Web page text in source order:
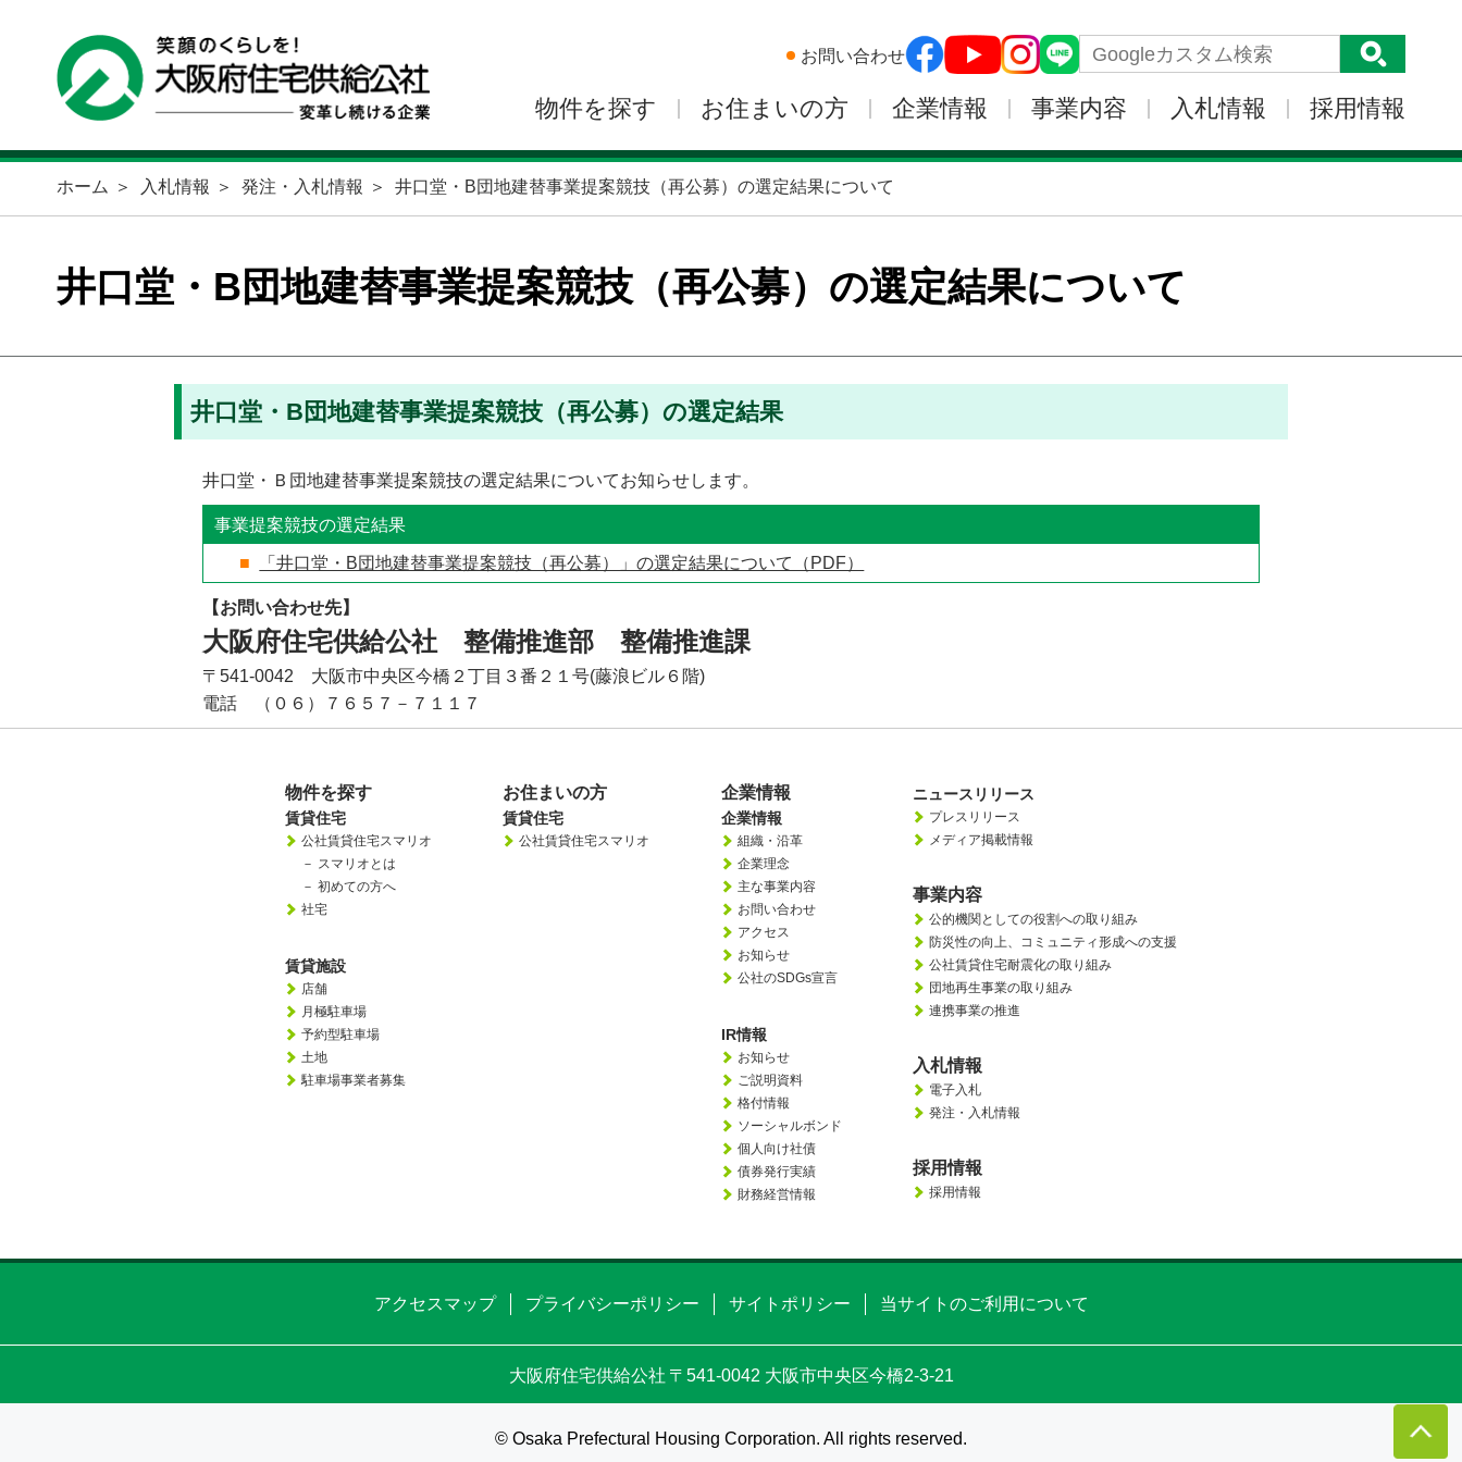
お問い合わせ
物件を探す お住まいの方 企業情報 事業内容 入札情報 採用情報
ホーム 入札情報 発注・入札情報 井口堂・B団地建替事業提案競技（再公募）の選定結果について
井口堂・B団地建替事業提案競技（再公募）の選定結果について
井口堂・B団地建替事業提案競技（再公募）の選定結果
井口堂・Ｂ団地建替事業提案競技の選定結果についてお知らせします。
事業提案競技の選定結果
「井口堂・B団地建替事業提案競技（再公募）」の選定結果について（PDF）
【お問い合わせ先】
大阪府住宅供給公社 整備推進部 整備推進課
〒541-0042 大阪市中央区今橋２丁目３番２１号(藤浪ビル６階)
電話 （０６）７６５７－７１１７
物件を探す
賃貸住宅
公社賃貸住宅スマリオ
－ スマリオとは
－ 初めての方へ
社宅
賃貸施設
店舗
月極駐車場
予約型駐車場
土地
駐車場事業者募集
お住まいの方
賃貸住宅
公社賃貸住宅スマリオ
企業情報
企業情報
組織・沿革
企業理念
主な事業内容
お問い合わせ
アクセス
お知らせ
公社のSDGs宣言
IR情報
お知らせ
ご説明資料
格付情報
ソーシャルボンド
個人向け社債
債券発行実績
財務経営情報
ニュースリリース
プレスリリース
メディア掲載情報
事業内容
公的機関としての役割への取り組み
防災性の向上、 コミュニティ形成への支援
公社賃貸住宅耐震化の取り組み
団地再生事業の取り組み
連携事業の推進
入札情報
電子入札
発注・入札情報
採用情報
採用情報
アクセスマップ プライバシーポリシー サイトポリシー 当サイトのご利用について
大阪府住宅供給公社 〒541-0042 大阪市中央区今橋2-3-21
© Osaka Prefectural Housing Corporation. All rights reserved.